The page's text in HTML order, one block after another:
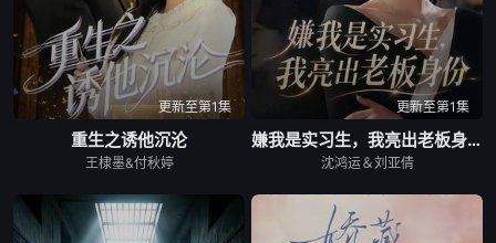
更新至第1集
重生之诱他沉沦
王棣墨&付秋婷
更新至第1集
嫌我是实习生，我亮出老板身份
沈鸿运＆刘亚倩